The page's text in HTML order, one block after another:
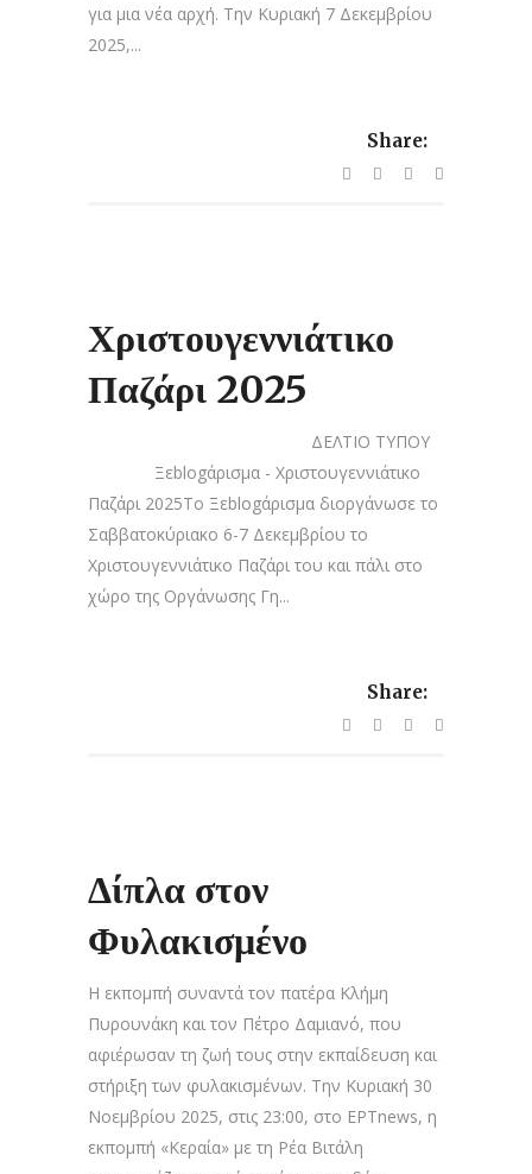
για μια νέα αρχή. Την Κυριακή 7 Δεκεμβρίου
2025,...
Share:
Χριστουγεννιάτικο
Παζάρι 2025
ΔΕΛΤΙΟ ΤΥΠΟΥ
Ξεblogάρισμα - Χριστουγεννιάτικο
Παζάρι 2025To Ξεblogάρισμα διοργάνωσε το
Σαββατοκύριακο 6-7 Δεκεμβρίου το
Χριστουγεννιάτικο Παζάρι του και πάλι στο
χώρο της Οργάνωσης Γη...
Share:
Δίπλα στον
Φυλακισμένο
Η εκπομπή συναντά τον πατέρα Κλήμη
Πυρουνάκη και τον Πέτρο Δαμιανό, που
αφιέρωσαν τη ζωή τους στην εκπαίδευση και
στήριξη των φυλακισμένων. Την Κυριακή 30
Νοεμβρίου 2025, στις 23:00, στο ΕΡΤnews, η
εκπομπή «Κεραία» με τη Ρέα Βιτάλη